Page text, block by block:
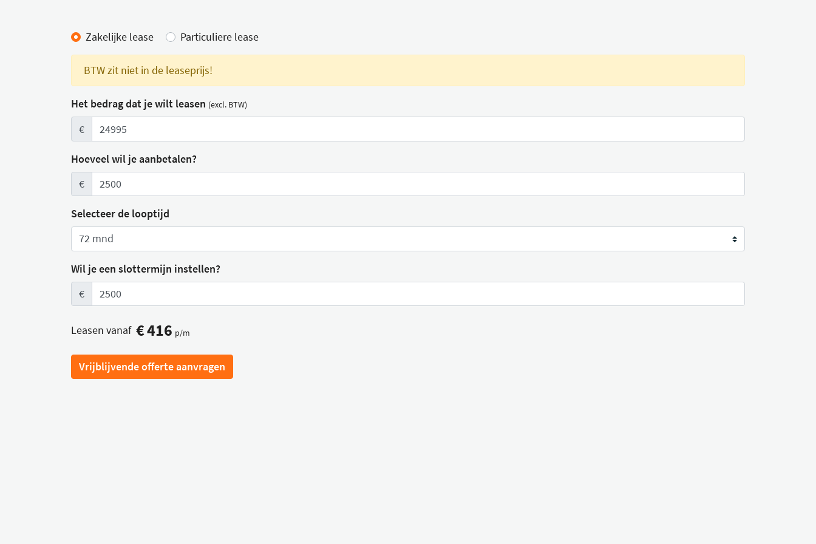
Lease calculator
Zakelijke lease Particuliere lease
BTW zit niet in de leaseprijs!
Het bedrag dat je wilt leasen (excl. BTW)
€
Hoeveel wil je aanbetalen?
€
Selecteer de looptijd
Wil je een slottermijn instellen?
€
Leasen vanaf €416 p/m
Vrijblijvende offerte aanvragen